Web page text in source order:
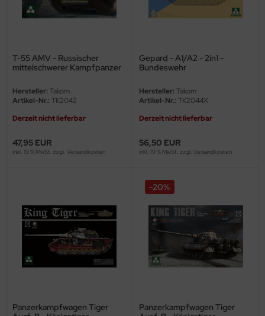
T-55 AMV - Russischer
mittelschwerer Kampfpanzer
Hersteller: Takom
Artikel-Nr.: TK2042
Derzeit nicht lieferbar
47,95 EUR
inkl. 19 % MwSt. zzgl. Versandkosten
Gepard - A1/A2 - 2in1 -
Bundeswehr
Limited Edtion - 1:35
Hersteller: Takom
Artikel-Nr.: TK2044X
Derzeit nicht lieferbar
56,50 EUR
inkl. 19 % MwSt. zzgl. Versandkosten
Panzerkampfwagen Tiger
Panzerkampfwagen Tiger
-20%
Hobbies
Nunu
Lights
Model